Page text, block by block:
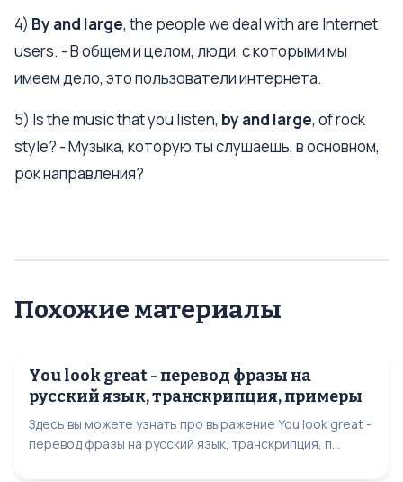
4) By and large, the people we deal with are Internet
users. - В общем и целом, люди, с которыми мы
имеем дело, это пользователи интернета.
5) Is the music that you listen, by and large, of rock
style? - Музыка, которую ты слушаешь, в основном,
рок направления?
Похожие материалы
You look great - перевод фразы на
русский язык, транскрипция, примеры
Здесь вы можете узнать про выражение You look great -
перевод фразы на русский язык, транскрипция, п...